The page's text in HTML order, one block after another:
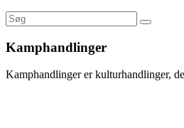
Kamphandlinger
Kamphandlinger er kulturhandlinger,